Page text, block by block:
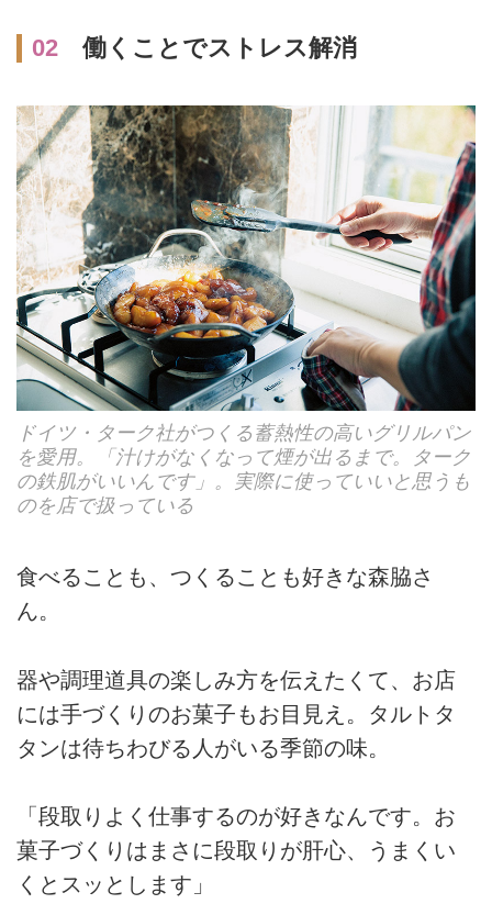
02働くことでストレス解消
ドイツ・ターク社がつくる蓄熱性の高いグリルパン
を愛用。「汁けがなくなって煙が出るまで。ターク
の鉄肌がいいんです」。実際に使っていいと思うも
のを店で扱っている
食べることも、つくることも好きな森脇さ
ん。
器や調理道具の楽しみ方を伝えたくて、お店
には手づくりのお菓子もお目見え。タルトタ
タンは待ちわびる人がいる季節の味。
「段取りよく仕事するのが好きなんです。お
菓子づくりはまさに段取りが肝心、うまくい
くとスッとします」